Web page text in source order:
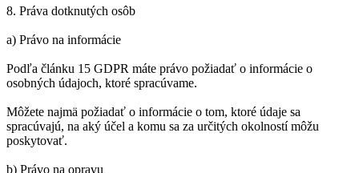
8. Práva dotknutých osôb
a) Právo na informácie
Podľa článku 15 GDPR máte právo požiadať o informácie o
osobných údajoch, ktoré spracúvame.
Môžete najmä požiadať o informácie o tom, ktoré údaje sa
spracúvajú, na aký účel a komu sa za určitých okolností môžu
poskytovať.
b) Právo na opravu